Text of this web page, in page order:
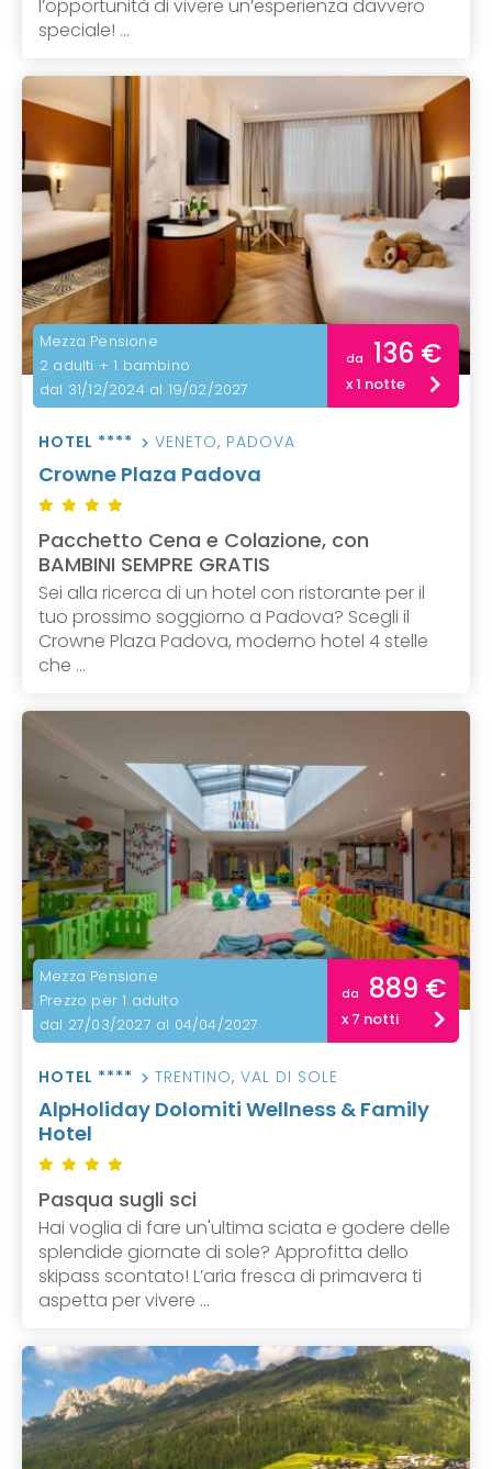
l’opportunità di vivere un’esperienza davvero
speciale! ...
Mezza Pensione
2 adulti + 1 bambino
dal 31/12/2024 al 19/02/2027
da 136 €
x 1 notte
HOTEL **** VENETO, PADOVA
Crowne Plaza Padova
Pacchetto Cena e Colazione, con
BAMBINI SEMPRE GRATIS
Sei alla ricerca di un hotel con ristorante per il
tuo prossimo soggiorno a Padova? Scegli il
Crowne Plaza Padova, moderno hotel 4 stelle
che ...
Mezza Pensione
Prezzo per 1 adulto
dal 27/03/2027 al 04/04/2027
da 889 €
x 7 notti
HOTEL **** TRENTINO, VAL DI SOLE
AlpHoliday Dolomiti Wellness & Family
Hotel
Pasqua sugli sci
Hai voglia di fare un'ultima sciata e godere delle
splendide giornate di sole? Approfitta dello
skipass scontato! L’aria fresca di primavera ti
aspetta per vivere ...